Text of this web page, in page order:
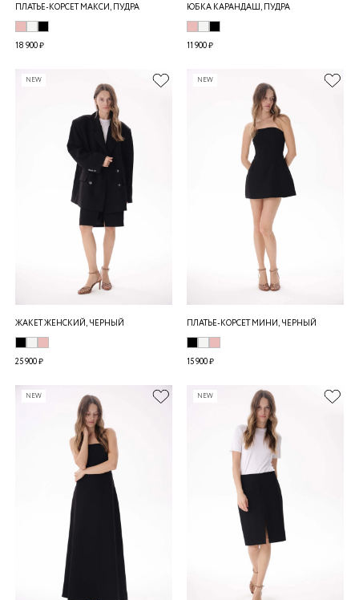
ПЛАТЬЕ-КОРСЕТ МАКСИ, ПУДРА
18 900 ₽
ЮБКА КАРАНДАШ, ПУДРА
11 900 ₽
NEW
ЖАКЕТ ЖЕНСКИЙ, ЧЕРНЫЙ
25 900 ₽
NEW
ПЛАТЬЕ-КОРСЕТ МИНИ, ЧЕРНЫЙ
15 900 ₽
NEW NEW